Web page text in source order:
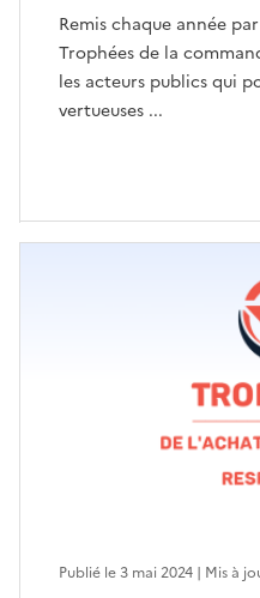
Remis chaque année
Trophées de la
les acteurs publics qui
vertueuses ...
Publié le 3 mai 2024 | Mis à